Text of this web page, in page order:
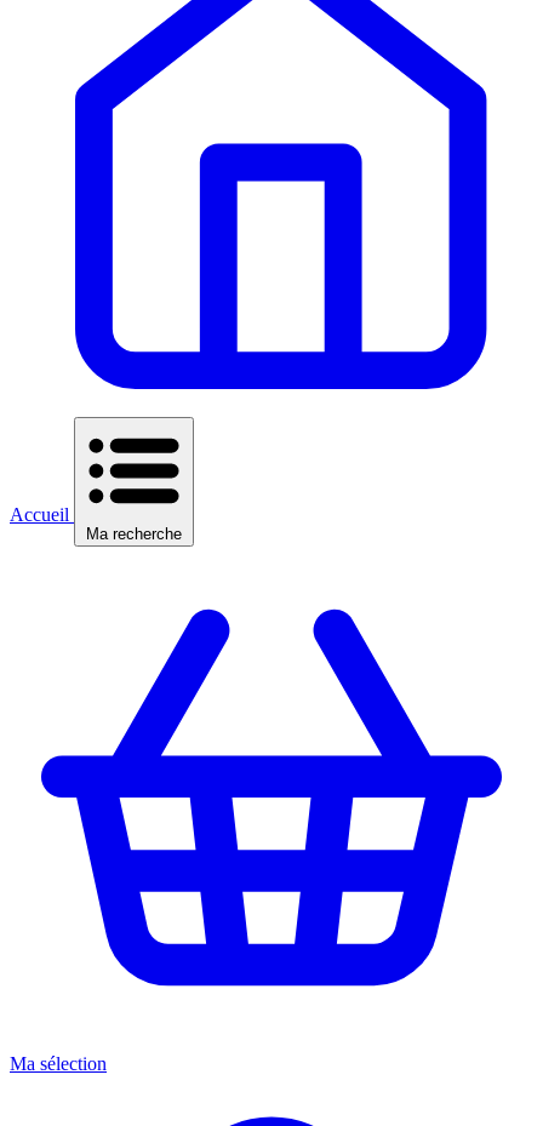
Accueil
Ma recherche
Ma sélection